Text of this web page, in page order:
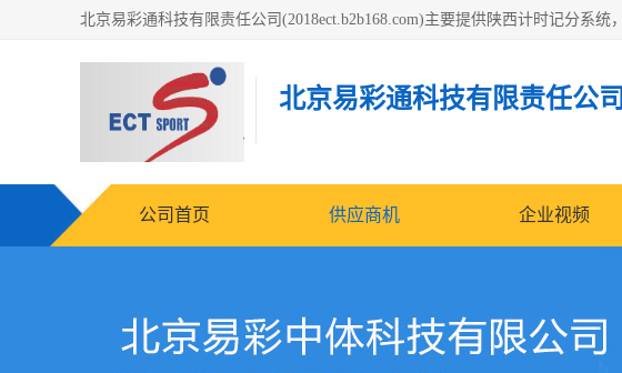
北京易彩通科技有限责任公司
公司首页 供应商机 企业视频